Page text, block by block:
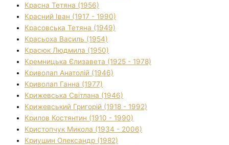
Красна Тетяна (1956)
Красний Іван (1917 - 1990)
Красовська Тетяна (1949)
Красьоха Василь (1954)
Красюк Людмила (1950)
Кремницька Єлизавета (1925 - 1978)
Криволап Анатолій (1946)
Криволап Ганна (1977)
Крижевська Світлана (1946)
Крижевський Григорій (1918 - 1992)
Крилов Костянтин (1910 - 1990)
Кристопчук Микола (1934 - 2006)
Криушин Олександр (1982)